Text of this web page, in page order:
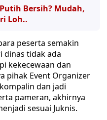
Bersih? Mudah,
Loh..
peserta semakin
dinas tidak ada
kekecewaan dan
pihak Event Organizer
dan jadi
pameran, akhirnya
sesuai Juknis.